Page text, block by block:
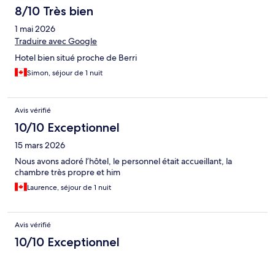
8/10 Très bien
1 mai 2026
Traduire avec Google
Hotel bien situé proche de Berri
Simon, séjour de 1 nuit
Avis vérifié
10/10 Exceptionnel
15 mars 2026
Nous avons adoré l’hôtel, le personnel était accueillant, la
chambre très propre et him
Laurence, séjour de 1 nuit
Avis vérifié
10/10 Exceptionnel